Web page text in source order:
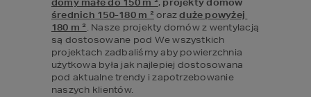
domy małe do 150 m ²,
średnich 150-180 m ² oraz duże powyżej
180 m ². Nasze projekty domów z wentylacją
są dostosowane pod We wszystkich
projektach zadbaliśmy aby powierzchnia
użytkowa była jak najlepiej dostosowana
pod aktualne trendy i zapotrzebowanie
naszych klientów.